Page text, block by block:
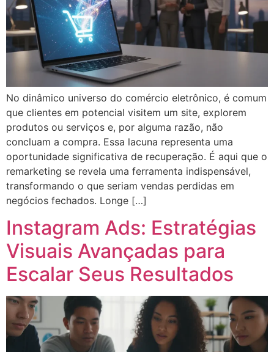
No dinâmico universo do comércio eletrônico, é comum
que clientes em potencial visitem um site, explorem
produtos ou serviços e, por alguma razão, não
concluam a compra. Essa lacuna representa uma
oportunidade significativa de recuperação. É aqui que o
remarketing se revela uma ferramenta indispensável,
transformando o que seriam vendas perdidas em
negócios fechados. Longe […]
Instagram Ads: Estratégias
Visuais Avançadas para
Escalar Seus Resultados